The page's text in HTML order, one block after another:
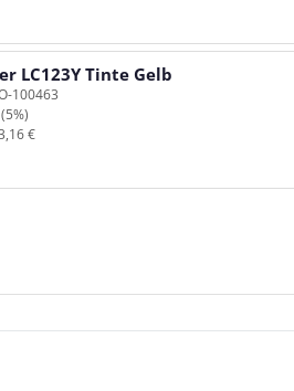
LC123Y Tinte Gelb
100463
€